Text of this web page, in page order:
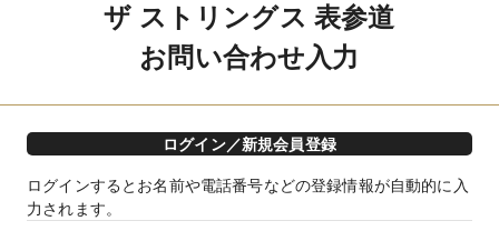
ザ ストリングス 表参道
お問い合わせ入力
ログイン／新規会員登録
ログインするとお名前や電話番号などの登録情報が自動的に入
力されます。